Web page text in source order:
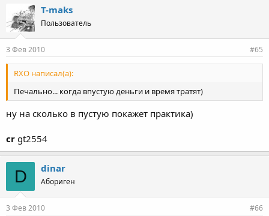
T-maks
Пользователь
3 Фев 2010 #65
RXO написал(а):
Печально... когда впустую деньги и время тратят)
ну на сколько в пустую покажет практика)
cr gt2554
D dinar
Абориген
3 Фев 2010 #66